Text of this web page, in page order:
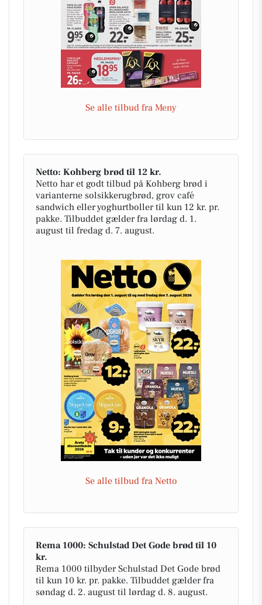
Se alle tilbud fra Meny
Netto: Kohberg brød til 12 kr.
Netto har et godt tilbud på Kohberg brød i
varianterne solsikkerugbrød, grov café
sandwich eller yoghurtboller til kun 12 kr. pr.
pakke. Tilbuddet gælder fra lørdag d. 1.
august til fredag d. 7. august.
Se alle tilbud fra Netto
Rema 1000: Schulstad Det Gode brød til 10
kr.
Rema 1000 tilbyder Schulstad Det Gode brød
til kun 10 kr. pr. pakke. Tilbuddet gælder fra
søndag d. 2. august til lørdag d. 8. august.